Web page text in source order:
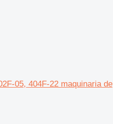
05, 404F-22 maquinaria de